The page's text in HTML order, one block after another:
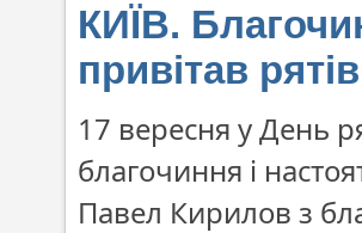
КИЇВ.
привітав
17 вересня у День
благочиння і
Павел Кирилов з